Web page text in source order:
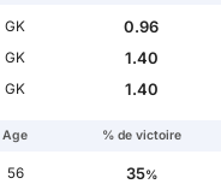
GK
0.96
GK
1.40
GK 1.40
Age % de victoire
56 35%